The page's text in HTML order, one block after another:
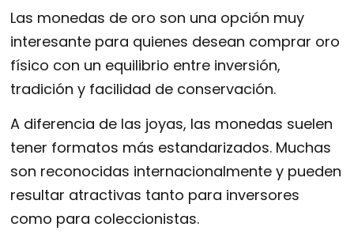
Las monedas de oro son una opción muy
interesante para quienes desean comprar oro
físico con un equilibrio entre inversión,
tradición y facilidad de conservación.
A diferencia de las joyas, las monedas suelen
tener formatos más estandarizados. Muchas
son reconocidas internacionalmente y pueden
resultar atractivas tanto para inversores
como para coleccionistas.